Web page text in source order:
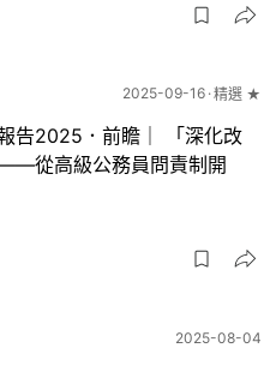
2025-09-16 精選 ★
2025．前瞻｜ 「深化改
從高級公務員問責制開
2025-08-04